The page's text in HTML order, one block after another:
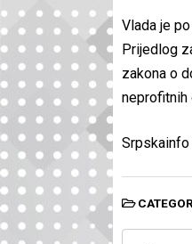
Vlada je
Prijedlog
zakona o
neprofitnih
Srpskainfo